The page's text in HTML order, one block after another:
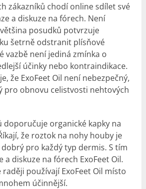
zákazníků chodí online sdílet své
a diskuze na fórech. Není
posudků potvrzuje
šetrně odstranit plísňové
vazbě není jediná zmínka o
účinky nebo kontraindikace.
že ExoFeet Oil není nebezpečný,
pro obnovu celistvosti nehtových
doporučuje organické kapky na
že roztok na nohy houby je
pro každý typ dermis. S tím
a diskuze na fórech ExoFeet Oil.
raději používají ExoFeet Oil místo
účinnější.